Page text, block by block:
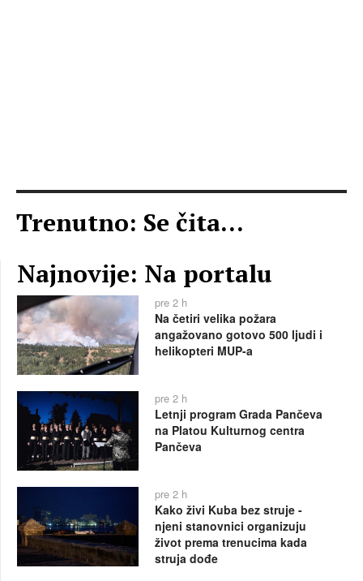
Trenutno: Se čita...
Najnovije: Na portalu
pre 2 h
Na četiri velika požara
angažovano gotovo 500 ljudi i
helikopteri MUP-a
pre 2 h
Letnji program Grada Pančeva
na Platou Kulturnog centra
Pančeva
pre 2 h
Kako živi Kuba bez struje -
njeni stanovnici organizuju
život prema trenucima kada
struja dođe